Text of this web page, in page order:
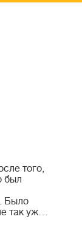
того,
был
Было
так уж…